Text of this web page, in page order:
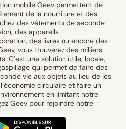
mobile Geev permettent de
de la nourriture et des
des vêtements de seconde
des appareils
des livres ou encore des
vous trouverez des milliers
C’est une solution utile, locale,
qui permet de faire des
vie aux objets au lieu de les
circulaire et faire un
en limitant notre
Geev pour rejoindre notre